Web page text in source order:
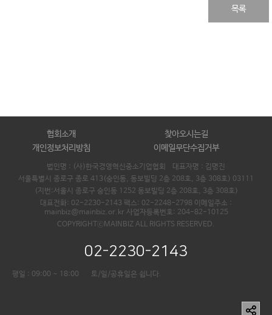
목록
협회소개
찾아오시는길
개인정보처리방침
이메일무단수집거부
법인명 : (사)한국경영혁신중소기업협회 대표자명 : 김명진
서울특별시 종로구 종로 413(숭인동, 동보빌딩 2층 208호, 3층 308호) 03111
(지번:서울시 종로구 숭인동 1252 동보빌딩 2층 208호, 3층 308호)
대표전화: 02-2230-2143 팩스: 02-2248-2798 이메일주소 :
mainbiz@mainbiz.or.kr 사업자등록번호: 204-82-10125
COPYRIGHTⓒMAINBIZ ALL RIGHTS RESERVED.
02-2230-2143
평일 : 09:00 ~ 18:00 토/일/공휴일은 쉽니다.